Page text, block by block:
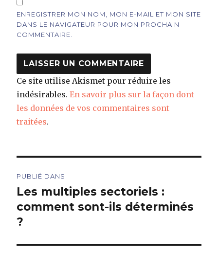
ENREGISTRER MON NOM, MON E-MAIL ET MON SITE
DANS LE NAVIGATEUR POUR MON PROCHAIN
COMMENTAIRE.
Ce site utilise Akismet pour réduire les
indésirables.En savoir plus sur la façon dont
les données de vos commentaires sont
traitées.
de
l’article
PUBLIÉ DANS
Les multiples sectoriels :
comment sont-ils déterminés
?